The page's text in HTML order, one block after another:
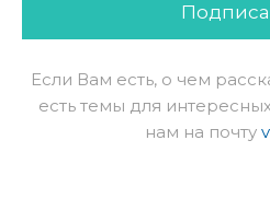
Если Вам есть, о чем
есть темы для
нам на почту